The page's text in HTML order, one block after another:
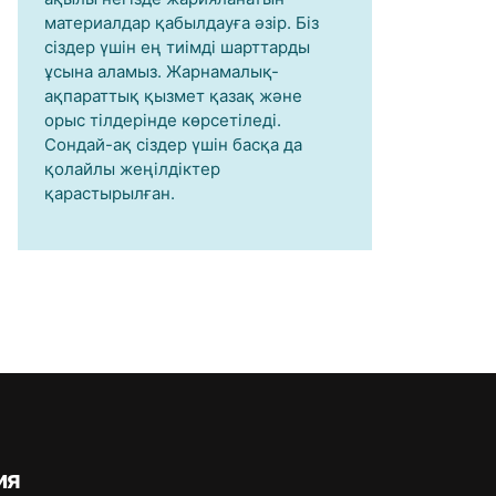
материалдар қабылдауға әзір. Біз
сіздер үшін ең тиімді шарттарды
ұсына аламыз. Жарнамалық-
ақпараттық қызмет қазақ және
орыс тілдерінде көрсетіледі.
Сондай-ақ сіздер үшін басқа да
қолайлы жеңілдіктер
қарастырылған.